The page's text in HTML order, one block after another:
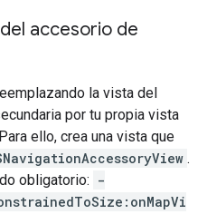
accesorio de
la vista del
por tu propia vista
ello, crea una vista que
.
obligatorio: -